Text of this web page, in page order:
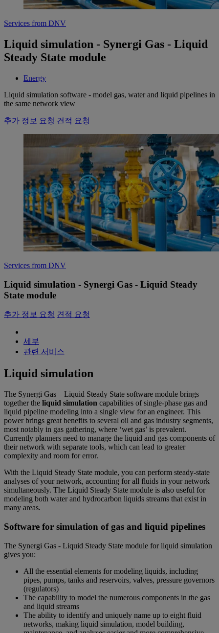
Services from DNV
Liquid simulation - Synergi Gas - Liquid
Steady State module
Energy
Liquid simulation software - model gas, water and liquid pipelines in
the same network view
추가 정보 요청 견적 요청
Services from DNV
Liquid simulation - Synergi Gas - Liquid Steady
State module
추가 정보 요청 견적 요청
세부
관련 서비스
Liquid simulation
The Synergi Gas – Liquid Steady State software module brings
together the liquid simulation capabilities of single-phase gas and
liquid pipeline modeling into a single view for an engineer. This
power brings great benefits to several oil and gas industry segments,
most notably in gas gathering, where ‘wet gas’ is prevalent.
Currently planners need to manage the liquid and gas components of
their network with separate tools, which can lead to greater
complexity and room for error.
With the Liquid Steady State module, you can perform steady-state
analyses of your network, accounting for all fluids in your network
simultaneously. The Liquid Steady State module is also useful for
modeling both water and hydrocarbon liquids streams that exist in
many areas.
Software for simulation of gas and liquid pipelines
The Synergi Gas - Liquid Steady State module for liquid simulation
gives you:
All the essential elements for modeling liquids, including
pipes, pumps, tanks and reservoirs, valves, pressure governors
(regulators)
The capability to model the numerous components in the gas
and liquid streams
The ability to identify and uniquely name up to eight fluid
networks, making liquid simulation, model building,